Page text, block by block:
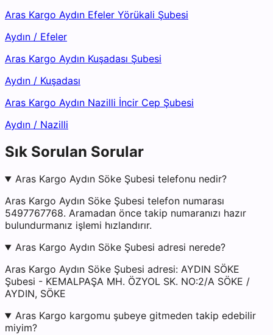
Aras Kargo Aydın Efeler Yörükali Şubesi
Aydın / Efeler
Aras Kargo Aydın Kuşadası Şubesi
Aydın / Kuşadası
Aras Kargo Aydın Nazilli İncir Cep Şubesi
Aydın / Nazilli
Sık Sorulan Sorular
Aras Kargo Aydın Söke Şubesi telefonu nedir?
Aras Kargo Aydın Söke Şubesi telefon numarası
5497767768. Aramadan önce takip numaranızı hazır
bulundurmanız işlemi hızlandırır.
Aras Kargo Aydın Söke Şubesi adresi nerede?
Aras Kargo Aydın Söke Şubesi adresi: AYDIN SÖKE
Şubesi - KEMALPAŞA MH. ÖZYOL SK. NO:2/A SÖKE /
AYDIN, SÖKE
Aras Kargo kargomu şubeye gitmeden takip edebilir
miyim?